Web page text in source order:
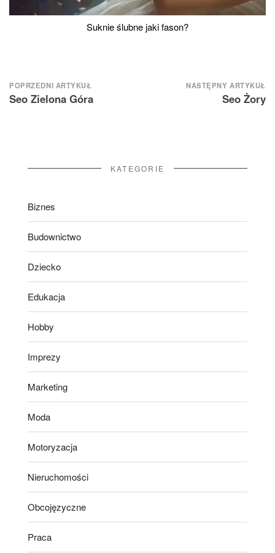
Suknie ślubne jaki fason?
Nawigacja
wpisu
POPRZEDNI ARTYKUŁ
Seo Zielona Góra
NASTĘPNY ARTYKUŁ
Seo Żory
KATEGORIE
Biznes
Budownictwo
Dziecko
Edukacja
Hobby
Imprezy
Marketing
Moda
Motoryzacja
Nieruchomości
Obcojęzyczne
Praca